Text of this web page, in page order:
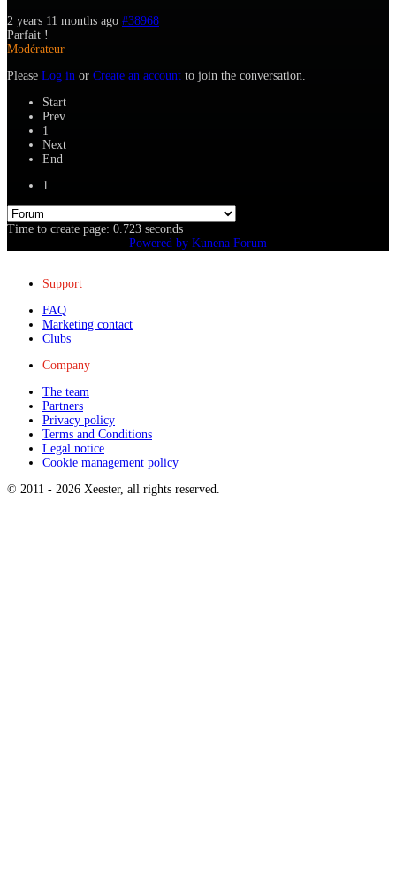
2 years 11 months ago #38968
Parfait !
Modérateur
Please Log in or Create an account to join the conversation.
Start
Prev
1
Next
End
1
Time to create page: 0.723 seconds
Powered by Kunena Forum
Support
FAQ
Marketing contact
Clubs
Company
The team
Partners
Privacy policy
Terms and Conditions
Legal notice
Cookie management policy
© 2011 - 2026 Xeester, all rights reserved